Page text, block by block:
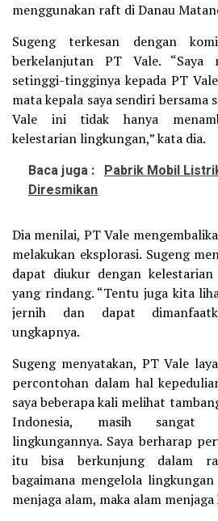
menggunakan raft di Danau
Sugeng terkesan dengan
berkelanjutan PT Vale. “Saya
setinggi-tingginya kepada PT
mata kepala saya sendiri bersama
Vale ini tidak hanya
kelestarian lingkungan,” kata dia.
Baca juga : Pabrik Mobil
Diresmikan
Dia menilai, PT Vale
melakukan eksplorasi. Sugeng
dapat diukur dengan
yang rindang. “Tentu juga kita
jernih dan dapat
ungkapnya.
Sugeng menyatakan, PT Vale
percontohan dalam hal
saya beberapa kali melihat
Indonesia, masih sangat
lingkungannya. Saya berharap
itu bisa berkunjung dalam
bagaimana mengelola
menjaga alam, maka alam